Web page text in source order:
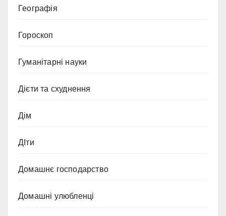
Географія
Гороскоп
Гуманітарні науки
Дієти та схуднення
Дім
ДІти
Домашнє господарство
Домашні улюбленці